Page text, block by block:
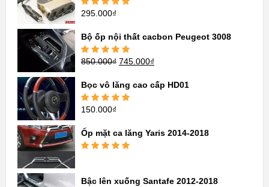
Được xếp
295.000₫
Bộ ốp nội thất cacbon Peugeot 3008
Được xếp
850.000₫ 745.000₫
Bọc vô lăng cao cấp HD01
Được xếp
sao
150.000₫
Ốp mặt ca lăng Yaris 2014-2018
Bậc lên xuống Santafe 2012-2018